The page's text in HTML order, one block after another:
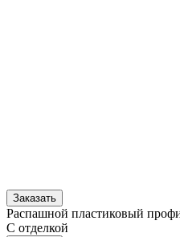
Заказать
Распашной пластиковый
С отделкой